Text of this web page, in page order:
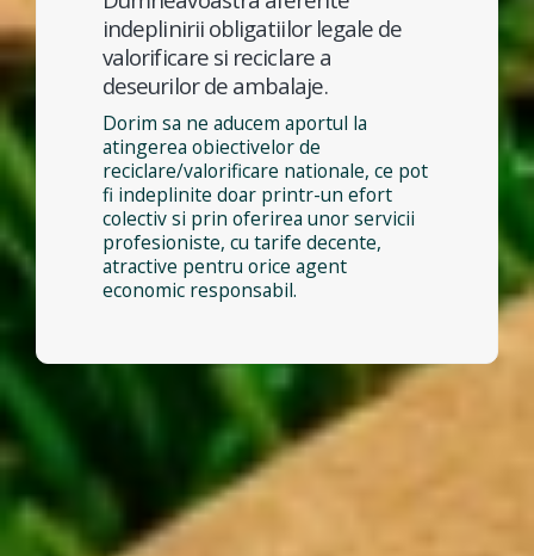
indeplinirii obligatiilor legale de
valorificare si reciclare a
deseurilor de ambalaje.
Dorim sa ne aducem aportul la
atingerea obiectivelor de
reciclare/valorificare nationale, ce pot
fi indeplinite doar printr-un efort
colectiv si prin oferirea unor servicii
profesioniste, cu tarife decente,
atractive pentru orice agent
economic responsabil.